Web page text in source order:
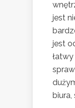
jest
jest